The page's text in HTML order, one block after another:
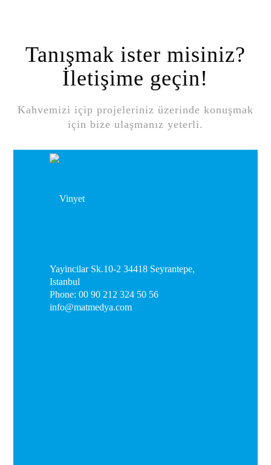
Tanışmak ister misiniz?
İletişime geçin!
Kahvemizi içip projeleriniz üzerinde konuşmak
için bize ulaşmanız yeterli.
Yayincilar Sk.10-2 34418 Seyrantepe,
Istanbul
Phone: 00 90 212 324 50 56
info@matmedya.com